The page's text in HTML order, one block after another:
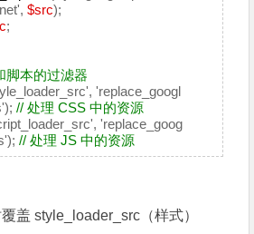
$src);
;
脚本的过滤器
'replace_googl
// 处理 CSS 中的资源
'replace_goog
// 处理 JS 中的资源
盖 style_loader_src（样式）